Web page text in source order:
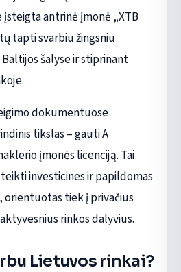
antrinė įmonė „XTB
tapti svarbiu žingsniu
šalyse ir stiprinant
dokumentuose
tikslas – gauti A
įmonės licenciją. Tai
investicines ir papildomas
orientuotas tiek į privačius
rinkos dalyvius.
Lietuvos rinkai?